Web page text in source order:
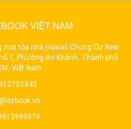
VIỆT NAM
tòa nhà Hawaii Chung Cư New
7, Phường An Khánh, Thành phố
Việt Nam